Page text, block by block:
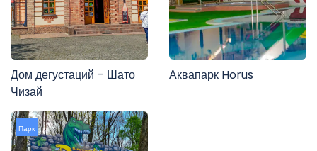
Дом дегустаций – Шато
Чизай
Аквапарк Horus
Парк